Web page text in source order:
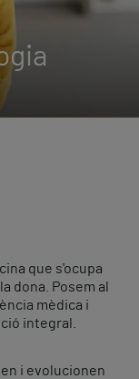
que s'ocupa
dona. Posem al
mèdica i
integral.
i evolucionen